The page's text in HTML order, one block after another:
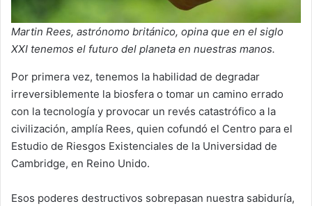
Martin Rees, astrónomo británico, opina que en el siglo
XXI tenemos el futuro del planeta en nuestras manos.
Por primera vez, tenemos la habilidad de degradar
irreversiblemente la biosfera o tomar un camino errado
con la tecnología y provocar un revés catastrófico a la
civilización, amplía Rees, quien cofundó el Centro para el
Estudio de Riesgos Existenciales de la Universidad de
Cambridge, en Reino Unido.
Esos poderes destructivos sobrepasan nuestra sabiduría,